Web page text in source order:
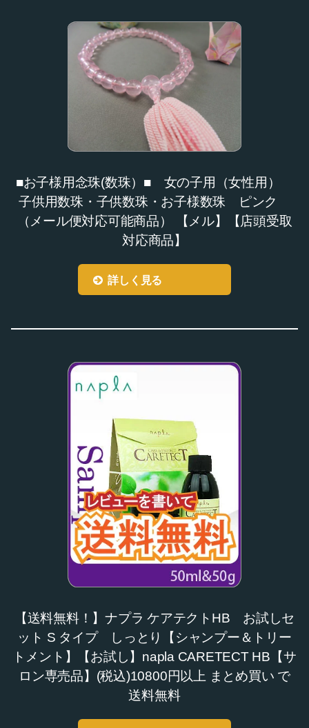
■お子様用念珠(数珠）■ 女の子用（女性用）
子供用数珠・子供数珠・お子様数珠 ピンク
（メール便対応可能商品） 【メル】【店頭受取
対応商品】
詳しく見る
【送料無料！】ナプラ ケアテクトHB お試しセ
ット S タイプ しっとり【シャンプー＆トリー
トメント】【お試し】napla CARETECT HB【サ
ロン専売品】(税込)10800円以上 まとめ買い で
送料無料